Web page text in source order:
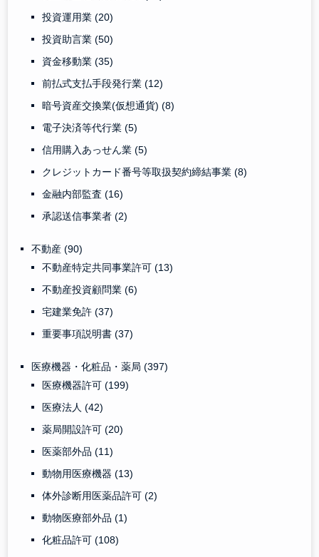
投資運用業(20)
投資助言業(50)
資金移動業(35)
前払式支払手段発行業(12)
暗号資産交換業(仮想通貨)(8)
電子決済等代行業(5)
信用購入あっせん業(5)
クレジットカード番号等取扱契約締結事業(8)
金融内部監査(16)
承認送信事業者(2)
不動産(90)
不動産特定共同事業許可(13)
不動産投資顧問業(6)
宅建業免許(37)
重要事項説明書(37)
医療機器・化粧品・薬局(397)
医療機器許可(199)
医療法人(42)
薬局開設許可(20)
医薬部外品(11)
動物用医療機器(13)
体外診断用医薬品許可(2)
動物医療部外品(1)
化粧品許可(108)